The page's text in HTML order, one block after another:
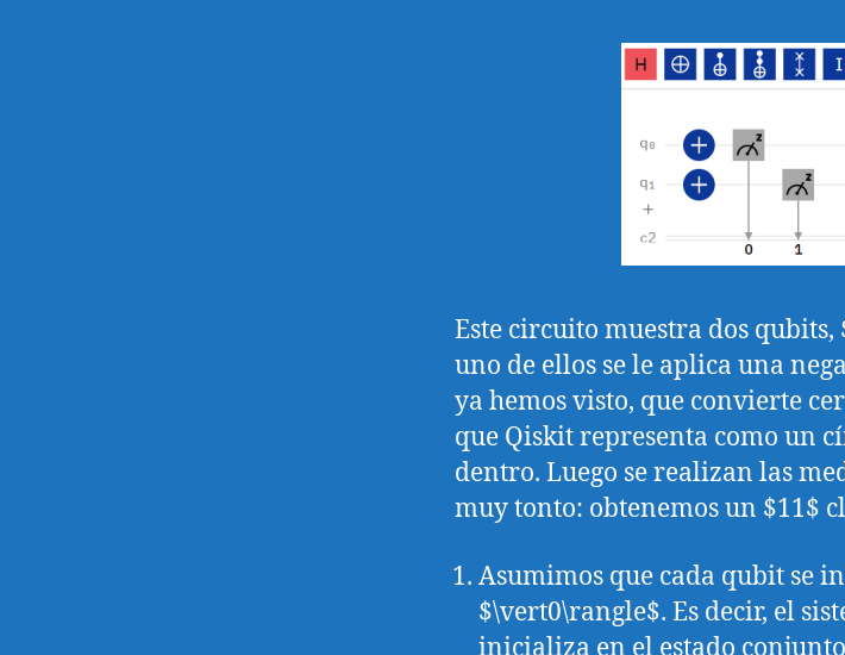
Este circuito muestra dos qubits,
uno de ellos se le aplica una
ya hemos visto, que convierte
que Qiskit representa como un
dentro. Luego se realizan las
muy tonto: obtenemos un $11$
Asumimos que cada qubit se
$\vert0\rangle$. Es decir, el
inicializa en el estado